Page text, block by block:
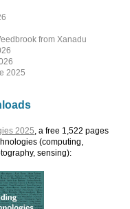
from Xanadu
2025
2025 , a free 1,522 pages
(computing,
sensing):